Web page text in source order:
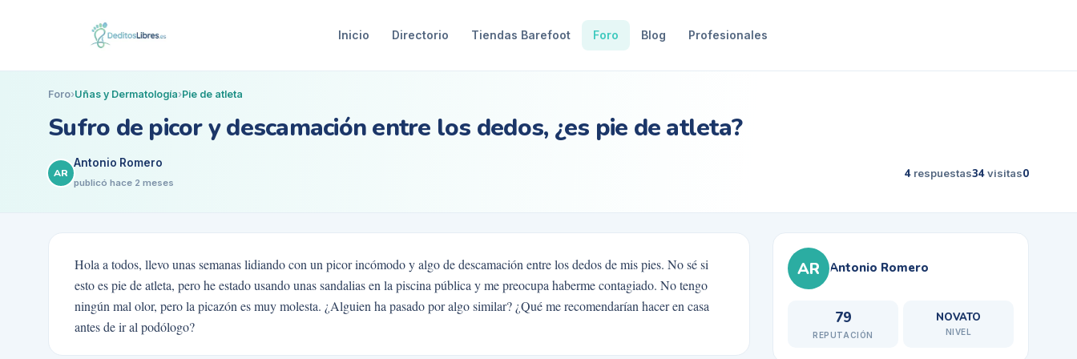
Inicio Directorio Tiendas Barefoot Foro Blog Profesionales
Foro›Uñas y Dermatología›Pie de atleta
Sufro de picor y descamación entre los dedos, ¿es pie de atleta?
AR
Antonio Romero
publicó hace 2 meses
4 respuestas34visitas0
Hola a todos, llevo unas semanas lidiando con un picor incómodo y algo de descamación entre los dedos de mis pies. No sé si
esto es pie de atleta, pero he estado usando unas sandalias en la piscina pública y me preocupa haberme contagiado. No tengo
ningún mal olor, pero la picazón es muy molesta. ¿Alguien ha pasado por algo similar? ¿Qué me recomendarían hacer en casa
antes de ir al podólogo?
AR Antonio Romero
79
REPUTACIÓN
NOVATO
NIVEL